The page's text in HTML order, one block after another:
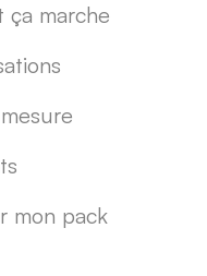
ça marche
mon pack